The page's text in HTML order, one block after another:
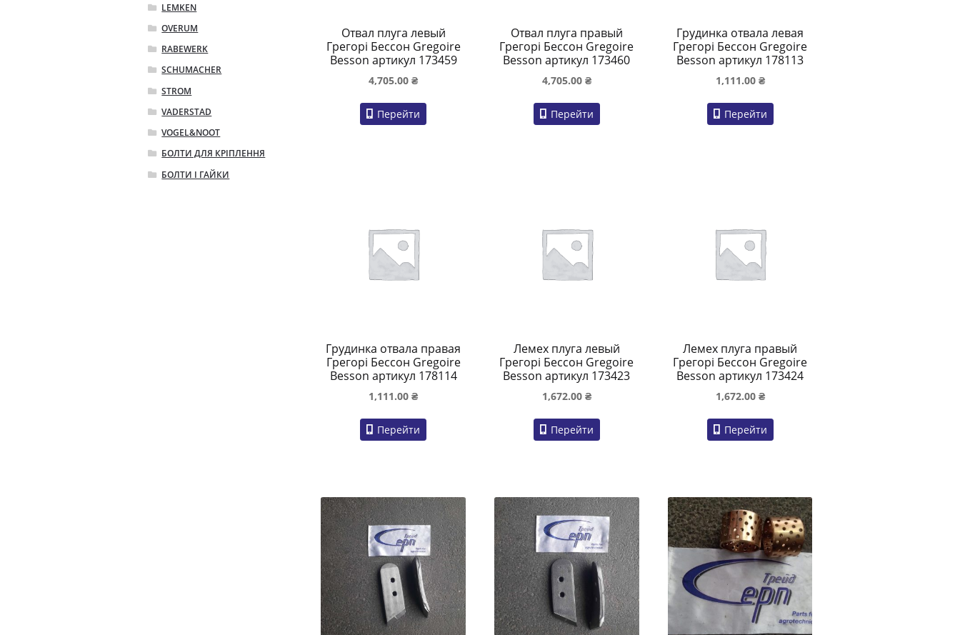
Отвал плуга левый
Грегорі Бессон Gregoire
Besson артикул 173459
4,705.00₴
Перейти
Отвал плуга правый
Грегорі Бессон Gregoire
Besson артикул 173460
4,705.00 ₴
Перейти
Грудинка отвала левая
Грегорі Бессон Gregoire
Besson артикул 178113
1,111.00 ₴
Перейти
Грудинка отвала правая
Грегорі Бессон Gregoire
Besson артикул 178114
1,111.00₴
Перейти
Лемех плуга левый
Грегорі Бессон Gregoire
Besson артикул 173423
1,672.00 ₴
Перейти
Лемех плуга правый
Грегорі Бессон Gregoire
Besson артикул 173424
1,672.00 ₴
Перейти
LEMKEN
OVERUM
RABEWERK
SCHUMACHER
STROM
VADERSTAD
VOGEL&NOOT
БОЛТИ ДЛЯ КРІПЛЕННЯ
БОЛТИ І ГАЙКИ